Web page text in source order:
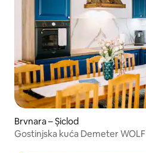
Brvnara – Șiclod
Gostinjska kuća Demeter WOLF